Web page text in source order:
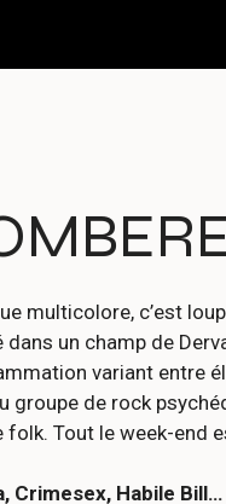
multicolore, c’est
un champ de
variant entre
groupe de rock
Tout le week-end
Crimesex, Habile Bill…